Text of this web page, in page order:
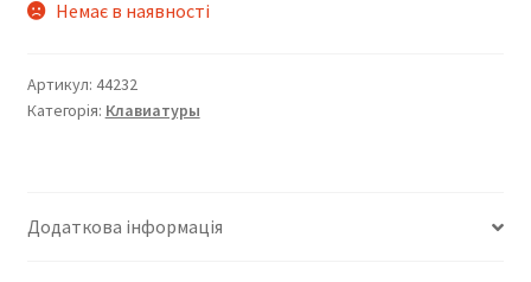
Немає в наявності
Артикул: 44232
Категорія: Клавиатуры
Додаткова інформація